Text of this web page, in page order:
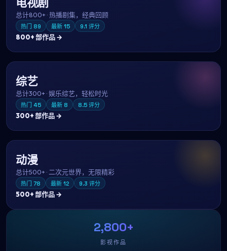
总计800+·热播剧集，经典回顾
热门 89 最新 15 9.1 评分
800+部作品 →
综艺
总计300+·娱乐综艺，轻松时光
热门 45 最新 8 8.5 评分
300+部作品 →
动漫
总计500+· 二次元世界，无限精彩
热门 78 最新 12 9.3 评分
500+部作品 →
2,800+
影视作品